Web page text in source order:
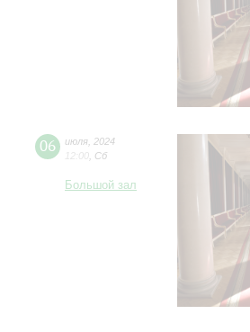
06 июля 2024
12:00 Сб
Большой зал